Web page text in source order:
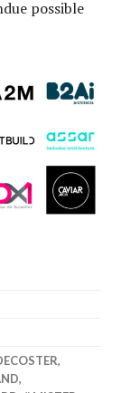
possible
,
,